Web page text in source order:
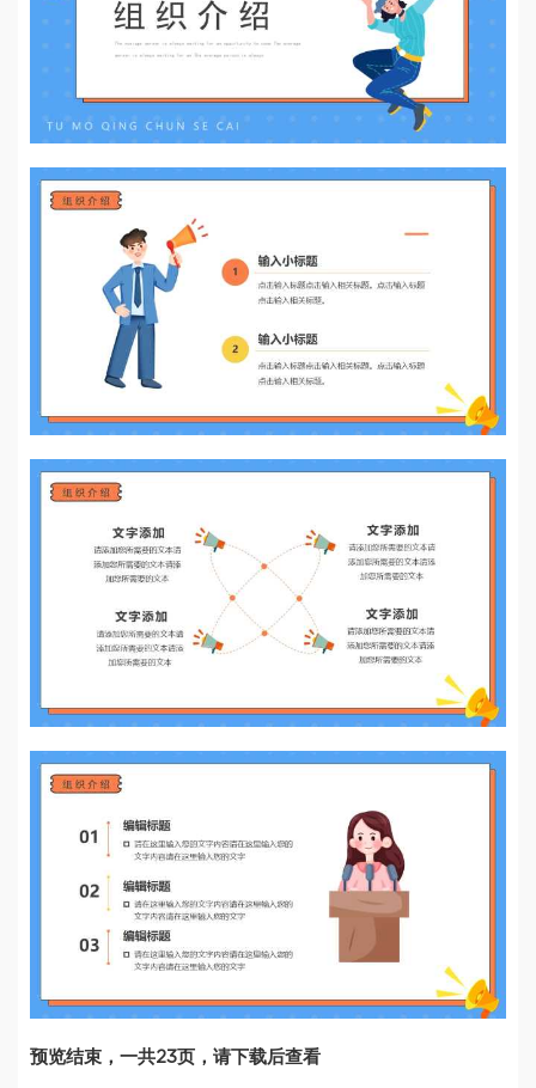
预览结束，一共23页，请下载后查看